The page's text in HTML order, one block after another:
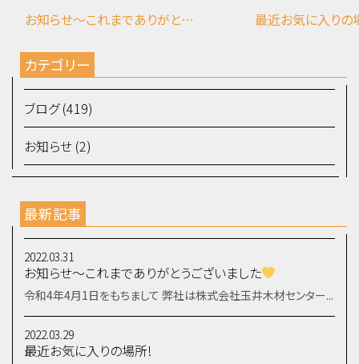
お知らせ～これまでありがとうございました 最近お気に入りの
カテゴリー
ブログ (419)
お知らせ (2)
最新記事
2022.03.31
お知らせ～これまでありがとうございました
令和4年4月1日をもちまして 弊社は株式会社玉井木材センター...
2022.03.29
最近お気に入りの場所!